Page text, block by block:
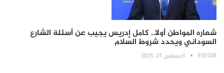
شعاره المواطن أولا.. كامل إدريس يجيب عن أسئلة الشارع
السوداني ويحدد شروط السلام
EDITOR أغسطس 21, 2025